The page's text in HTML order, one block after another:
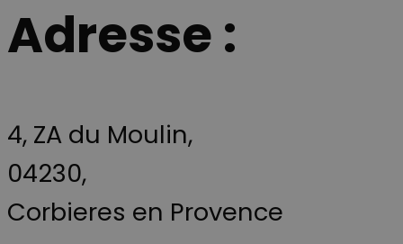
Adresse :
4, ZA du Moulin,
04230,
Corbieres en Provence